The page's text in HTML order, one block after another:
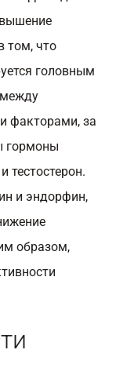
том, что
головным
факторами, за
гормоны
тестостерон.
и эндорфин,
образом,